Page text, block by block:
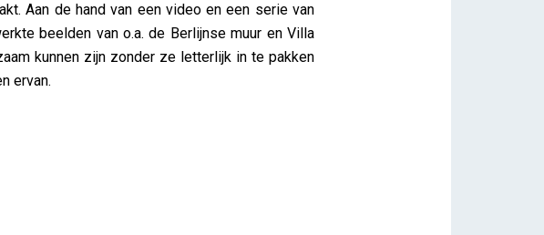
Aan de hand van een video en een serie van
beelden van o.a. de Berlijnse muur en Villa
kunnen zijn zonder ze letterlijk in te pakken
ervan.